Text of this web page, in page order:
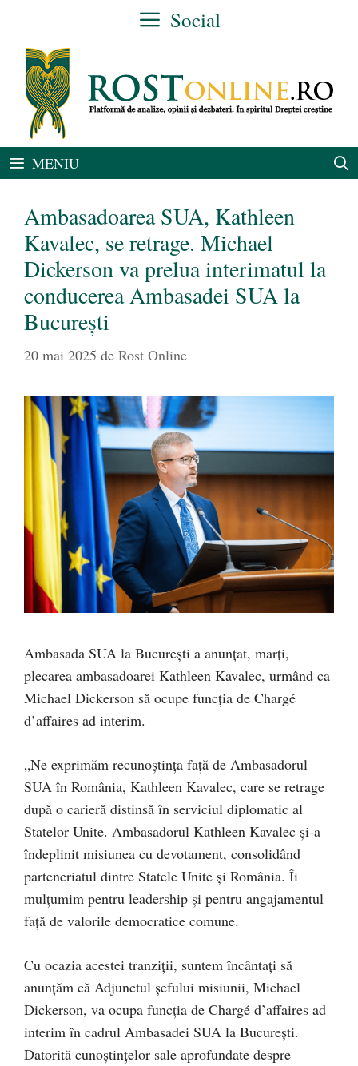
conținut
Social
MENIU
Ambasadoarea SUA, Kathleen
Kavalec, se retrage. Michael
Dickerson va prelua interimatul la
conducerea Ambasadei SUA la
București
20 mai 2025 de Rost Online
Ambasada SUA la București a anunțat, marți,
plecarea ambasadoarei Kathleen Kavalec, urmând ca
Michael Dickerson să ocupe funcția de Chargé
d’affaires ad interim.
„Ne exprimăm recunoștința față de Ambasadorul
SUA în România, Kathleen Kavalec, care se retrage
după o carieră distinsă în serviciul diplomatic al
Statelor Unite. Ambasadorul Kathleen Kavalec și-a
îndeplinit misiunea cu devotament, consolidând
parteneriatul dintre Statele Unite și România. Îi
mulțumim pentru leadership și pentru angajamentul
față de valorile democratice comune.
Cu ocazia acestei tranziții, suntem încântați să
anunțăm că Adjunctul șefului misiunii, Michael
Dickerson, va ocupa funcția de Chargé d’affaires ad
interim în cadrul Ambasadei SUA la București.
Datorită cunoștințelor sale aprofundate despre